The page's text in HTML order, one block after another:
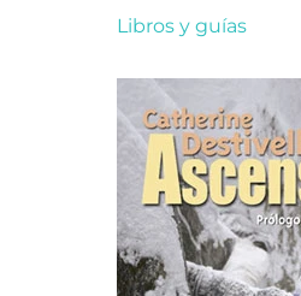
Libros y guías